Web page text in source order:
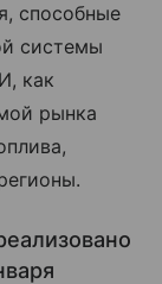
способные
системы
как
рынка